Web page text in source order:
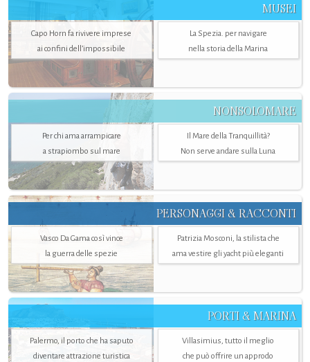
MUSEI
Capo Horn fa rivivere imprese
ai confini dell’impossibile
La Spezia. per navigare
nella storia della Marina
NONSOLOMARE
Per chi ama arrampicare
a strapiombo sul mare
Il Mare della Tranquillità?
Non serve andare sulla Luna
PERSONAGGI & RACCONTI
Vasco Da Gama così vince
la guerra delle spezie
Patrizia Mosconi, la stilista che
ama vestire gli yacht più eleganti
PORTI & MARINA
Palermo, il porto che ha saputo
diventare attrazione turistica
Villasimius, tutto il meglio
che può offrire un approdo